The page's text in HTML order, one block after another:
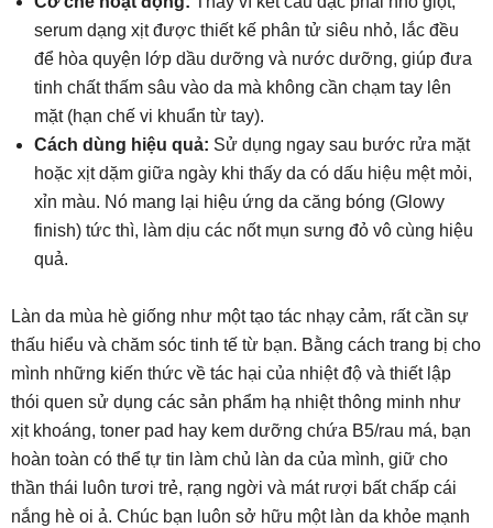
serum dạng xịt được thiết kế phân tử siêu nhỏ, lắc đều
để hòa quyện lớp dầu dưỡng và nước dưỡng, giúp đưa
tinh chất thấm sâu vào da mà không cần chạm tay lên
mặt (hạn chế vi khuẩn từ tay).
Cách dùng hiệu quả: Sử dụng ngay sau bước rửa mặt
hoặc xịt dặm giữa ngày khi thấy da có dấu hiệu mệt mỏi,
xỉn màu. Nó mang lại hiệu ứng da căng bóng (Glowy
finish) tức thì, làm dịu các nốt mụn sưng đỏ vô cùng hiệu
quả.
Làn da mùa hè giống như một tạo tác nhạy cảm, rất cần sự
thấu hiểu và chăm sóc tinh tế từ bạn. Bằng cách trang bị cho
mình những kiến thức về tác hại của nhiệt độ và thiết lập
thói quen sử dụng các sản phẩm hạ nhiệt thông minh như
xịt khoáng, toner pad hay kem dưỡng chứa B5/rau má, bạn
hoàn toàn có thể tự tin làm chủ làn da của mình, giữ cho
thần thái luôn tươi trẻ, rạng ngời và mát rượi bất chấp cái
nắng hè oi ả. Chúc bạn luôn sở hữu một làn da khỏe mạnh